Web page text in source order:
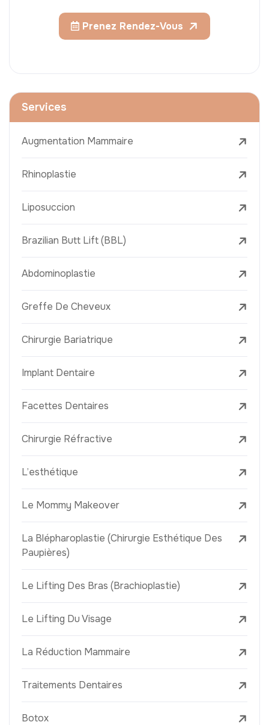
Prenez Rendez-Vous
Services
Augmentation Mammaire
Rhinoplastie
Liposuccion
Brazilian Butt Lift (BBL)
Abdominoplastie
Greffe De Cheveux
Chirurgie Bariatrique
Implant Dentaire
Facettes Dentaires
Chirurgie Réfractive
L’esthétique
Le Mommy Makeover
La Blépharoplastie (Chirurgie Esthétique Des
Paupières)
Le Lifting Des Bras (Brachioplastie)
Le Lifting Du Visage
La Réduction Mammaire
Traitements Dentaires
Botox